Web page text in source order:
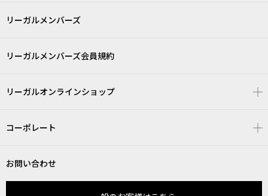
リーガルメンバーズ
リーガルメンバーズ会員規約
リーガルオンラインショップ
コーポレート
お問い合わせ